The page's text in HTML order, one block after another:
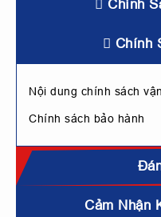
Chính
Chính
Nội dung chính sách
Chính sách bảo hành
Cảm Nhận